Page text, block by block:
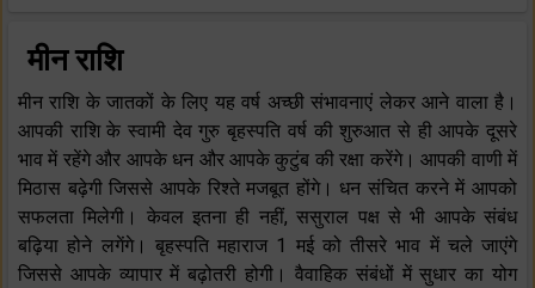
मीन राशि
मीन राशि के जातकों के लिए यह वर्ष अच्छी संभावनाएं लेकर आने वाला है।
आपकी राशि के स्वामी देव गुरु बृहस्पति वर्ष की शुरुआत से ही आपके दूसरे
भाव में रहेंगे और आपके धन और आपके कुटुंब की रक्षा करेंगे। आपकी वाणी में
मिठास बढ़ेगी जिससे आपके रिश्ते मजबूत होंगे। धन संचित करने में आपको
सफलता मिलेगी। केवल इतना ही नहीं, ससुराल पक्ष से भी आपके संबंध
बढ़िया होने लगेंगे। बृहस्पति महाराज 1 मई को तीसरे भाव में चले जाएंगे
जिससे आपके व्यापार में बढ़ोतरी होगी। वैवाहिक संबंधों में सुधार का योग